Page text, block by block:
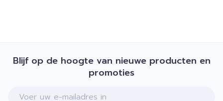
Blijf op de hoogte van nieuwe producten en
promoties
E-mail adres